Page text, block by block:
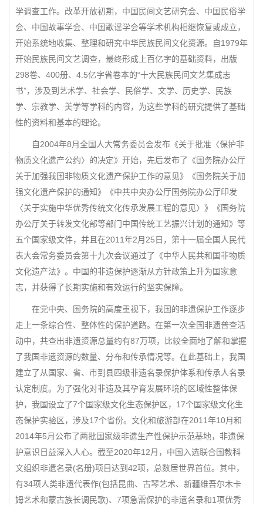
学调查工作。改革开放初期，中国民间文艺研究会、中国民俗学
会、中国故事学会、中国歌谣学会等学术机构相继恢复或成立，
开始系统地收集、整理和研究中华民族民间文化资源。自1979年
开始民族民间文艺调查，最终形成上百亿字的基础资料，出版
298卷、400册、4.5亿字省卷本的“十大民族民间文艺集成志
书”，涉及到艺术学、社会学、民俗学、文学、历史学、民族
学、宗教学、美学等学科的内容，为这些学科的研究提供了基础
性的资料和基本的理论。
自2004年8月全国人大常务委员会发布《关于批准〈保护非
物质文化遗产公约〉的决定》开始，先后发布了《国务院办公厅
关于加强我国非物质文化遗产保护工作的意见》《国务院关于加
强文化遗产保护的通知》《中共中央办公厅国务院办公厅印发
〈关于实施中华优秀传统文化传承发展工程的意见〉》《国务院
办公厅关于转发文化部等部门中国传统工艺振兴计划的通知》等
五个国家级文件，并且在2011年2月25日，第十一届全国人民代
表大会常务委员会第十九次会议通过了《中华人民共和国非物质
文化遗产法》。中国的非遗保护逐渐从方针政策上升为国家意
志，并获得了长期实施和有效运行的坚实保障。
在党中央、国务院的高度重视下，我国的非遗保护工作逐步
走上一条综合性、整体性的保护道路。在第一次全国非遗普查活
动中，共查出非遗资源总量约有87万项，比较全面地了解和掌握
了我国非遗资源的数量、分布和传承情况等。在此基础上，我国
建立了从国家、省、市到县四级非遗名录保护体系和传承人名录
认定制度。为了强化对非遗及其孕育发展环境的区域性整体保
护，我国设立了7个国家级文化生态保护区，17个国家级文化生
态保护实验区，涉及17个省份。文化和旅游部在2011年10月和
2014年5月公布了两批国家级非遗生产性保护示范基地，非遗保
护意识日益深入人心。截至2020年12月，中国入选联合国教科
文组织非遗名录(名册)项目达到42项，总数居世界首位。其中，
有34项人类非遗代表作(包括昆曲、古琴艺术、新疆维吾尔木卡
姆艺术和蒙古族长调民歌)、7项急需保护的非遗名录和1项优秀